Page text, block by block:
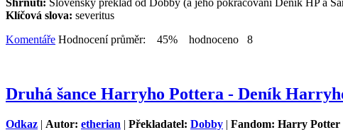
Shrnutí: Slovenský překlad od Dobby (a jeho pokračování Deník HP a
Klíčová slova: severitus
Komentáře Hodnocení průměr: 45% hodnoceno 8
Druhá šance Harryho Pottera - Deník
Odkaz | Autor: etherian | Překladatel: Dobby | Fandom: Harry Potter